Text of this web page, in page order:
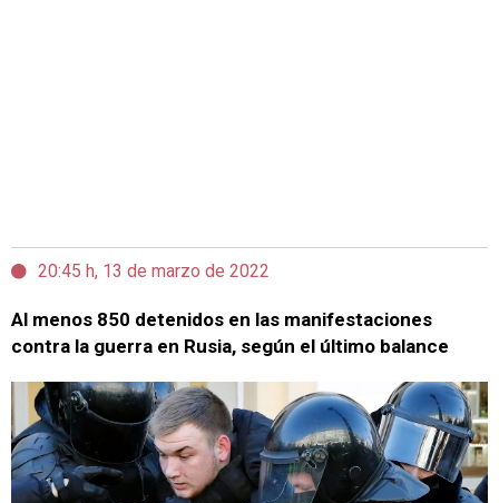
20:45 h, 13 de marzo de 2022
Al menos 850 detenidos en las manifestaciones
contra la guerra en Rusia, según el último balance